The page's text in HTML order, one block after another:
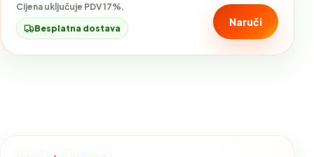
Cijena uključuje PDV 17%.
Besplatna dostava Naruči